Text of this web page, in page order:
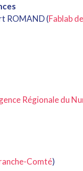
ROMAND (Fablab
Régionale du
Comté)